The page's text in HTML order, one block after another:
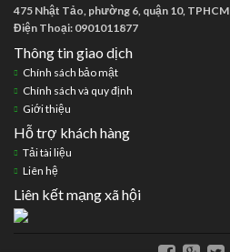
475 Nhật Tảo, phường 6, quận 10, TPHCM
Điện Thoại: 0901011877
Thông tin giao dịch
Chính sách bảo mật
Chính sách và quy định
Giới thiệu
Hỗ trợ khách hàng
Tải tài liệu
Liên hệ
Liên kết mạng xã hội